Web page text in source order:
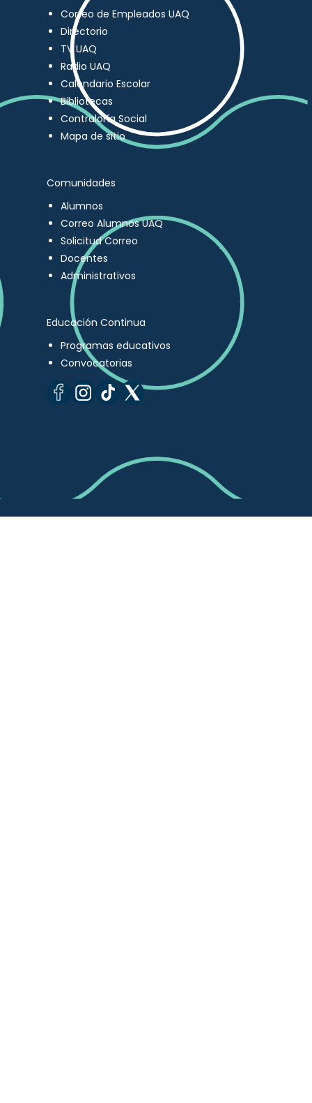
Correo de Empleados UAQ
Directorio
TV UAQ
Radio UAQ
Calendario Escolar
Bibliotecas
Contraloría Social
Mapa de sitio
Comunidades
Alumnos
Correo Alumnos UAQ
Solicitud Correo
Docentes
Administrativos
Educación Continua
Programas educativos
Convocatorias